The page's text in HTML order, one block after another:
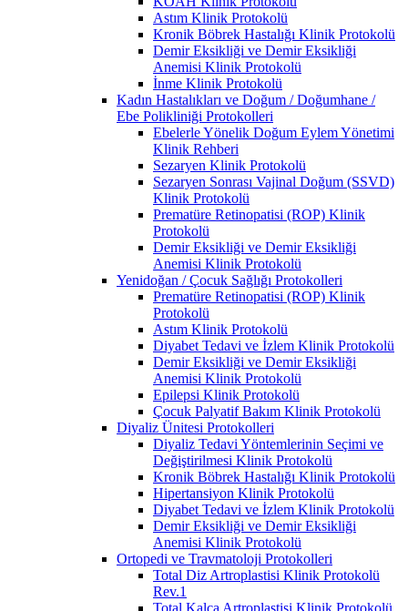
Astım Klinik Protokolü
Kronik Böbrek Hastalığı Klinik Protokolü
Demir Eksikliği ve Demir Eksikliği
Anemisi Klinik Protokolü
İnme Klinik Protokolü
Kadın Hastalıkları ve Doğum / Doğumhane /
Ebe Polikliniği Protokolleri
Ebelerle Yönelik Doğum Eylem Yönetimi
Klinik Rehberi
Sezaryen Klinik Protokolü
Sezaryen Sonrası Vajinal Doğum (SSVD)
Klinik Protokolü
Prematüre Retinopatisi (ROP) Klinik
Protokolü
Demir Eksikliği ve Demir Eksikliği
Anemisi Klinik Protokolü
Yenidoğan / Çocuk Sağlığı Protokolleri
Prematüre Retinopatisi (ROP) Klinik
Protokolü
Astım Klinik Protokolü
Diyabet Tedavi ve İzlem Klinik Protokolü
Demir Eksikliği ve Demir Eksikliği
Anemisi Klinik Protokolü
Epilepsi Klinik Protokolü
Çocuk Palyatif Bakım Klinik Protokolü
Diyaliz Ünitesi Protokolleri
Diyaliz Tedavi Yöntemlerinin Seçimi ve
Değiştirilmesi Klinik Protokolü
Kronik Böbrek Hastalığı Klinik Protokolü
Hipertansiyon Klinik Protokolü
Diyabet Tedavi ve İzlem Klinik Protokolü
Demir Eksikliği ve Demir Eksikliği
Anemisi Klinik Protokolü
Ortopedi ve Travmatoloji Protokolleri
Total Diz Artroplastisi Klinik Protokolü
Rev.1
Total Kalça Artroplastisi Klinik Protokolü